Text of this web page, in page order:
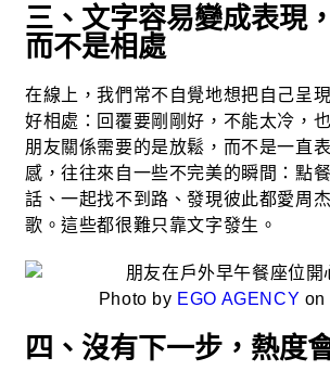
三、文字容易變成表現，
而不是相處
在線上，我們常不自覺地想把自己呈
好相處：回覆要剛剛好，不能太冷，
朋友關係需要的是放鬆，而不是一直
感，往往來自一些不完美的瞬間：點
話、一起找不到路、發現彼此都愛周
歌。這些都很難只靠文字發生。
Photo by EGO AGENCY on
四、沒有下一步，熱度